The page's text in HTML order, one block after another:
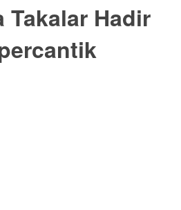
Takalar Hadir